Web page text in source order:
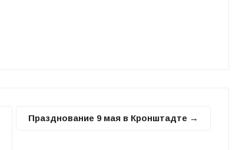
Празднование 9 мая в Кронштадте →